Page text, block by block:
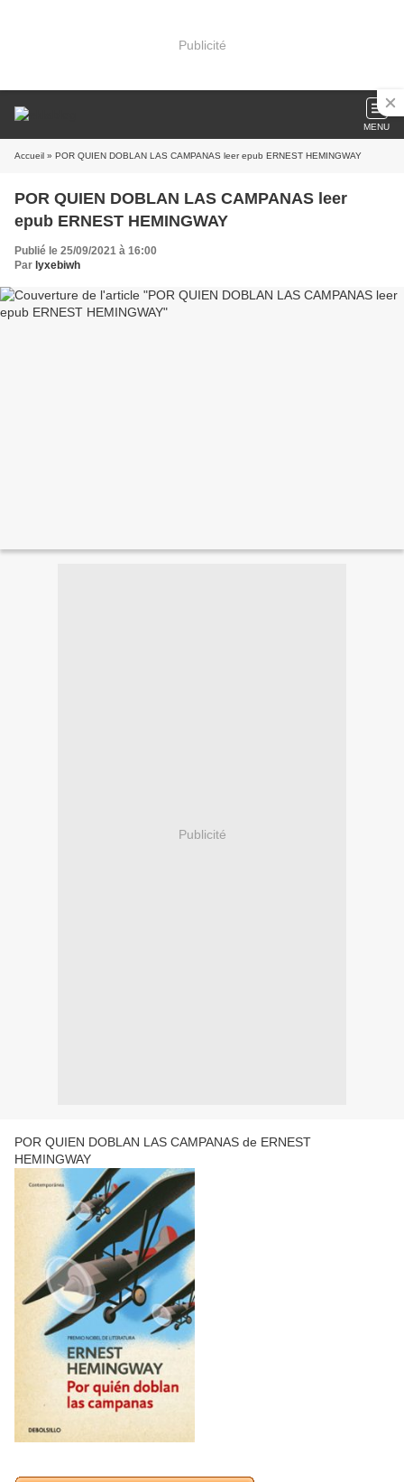
Publicité
MENU
Accueil » POR QUIEN DOBLAN LAS CAMPANAS leer epub ERNEST HEMINGWAY
POR QUIEN DOBLAN LAS CAMPANAS leer
epub ERNEST HEMINGWAY
Publié le 25/09/2021 à 16:00
Par lyxebiwh
Publicité
POR QUIEN DOBLAN LAS CAMPANAS de ERNEST
HEMINGWAY